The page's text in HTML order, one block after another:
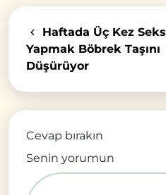
Haftada Üç Kez Seks
Yapmak Böbrek Taşını
Düşürüyor
Cevap bırakın
Senin yorumun